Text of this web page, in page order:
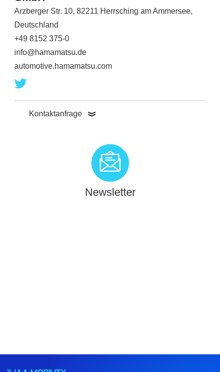
Arzberger Str. 10, 82211 Herrsching am Ammersee,
Deutschland
+49 8152 375-0
info@hamamatsu.de
automotive.hamamatsu.com
Kontaktanfrage
Newsletter